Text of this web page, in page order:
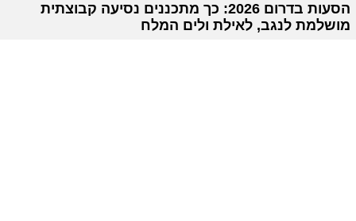
הסעות בדרום 2026: כך מתכננים נסיעה קבוצתית
מושלמת לנגב, לאילת ולים המלח